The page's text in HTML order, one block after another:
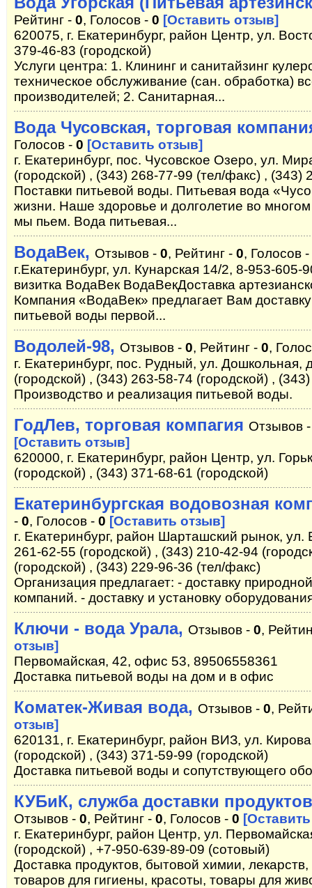
Рейтинг - 0, Голосов - 0 [Оставить отзыв]
620075, г. Екатеринбург, район Центр, ул.
379-46-83 (городской)
Услуги центра: 1. Клининг и санитайзинг
техническое обслуживание (сан. обработка)
производителей; 2. Санитарная...
Вода Чусовская, торговая
Голосов - 0 [Оставить отзыв]
г. Екатеринбург, пос. Чусовское Озеро, ул.
(городской) , (343) 268-77-99 (тел/факс) , (343)
Поставки питьевой воды. Питьевая вода
жизни. Наше здоровье и долголетие во многом
мы пьем. Вода питьевая...
ВодаВек, Отзывов - 0, Рейтинг - 0, Голосов -
г.Екатеринбург, ул. Кунарская 14/2, 8-953-605-
визитка ВодаВек ВодаВекДоставка
Компания «ВодаВек» предлагает Вам
питьевой воды первой...
Водолей-98, Отзывов - 0, Рейтинг - 0,
г. Екатеринбург, пос. Рудный, ул. Дошкольная,
(городской) , (343) 263-58-74 (городской) ,
Производство и реализация питьевой воды.
ГодЛев, торговая компагия Отзывов
[Оставить отзыв]
620000, г. Екатеринбург, район Центр, ул.
(городской) , (343) 371-68-61 (городской)
Екатеринбургская водовозная
- 0, Голосов - 0 [Оставить отзыв]
г. Екатеринбург, район Шарташский рынок,
261-62-55 (городской) , (343) 210-42-94
(городской) , (343) 229-96-36 (тел/факс)
Организация предлагает: - доставку
компаний. - доставку и установку
Ключи - вода Урала, Отзывов - 0,
отзыв]
Первомайская, 42, офис 53, 89506558361
Доставка питьевой воды на дом и в офис
Коматек-Живая вода, Отзывов - 0,
отзыв]
620131, г. Екатеринбург, район ВИЗ, ул.
(городской) , (343) 371-59-99 (городской)
Доставка питьевой воды и сопутствующего
КУБиК, служба доставки
Отзывов - 0, Рейтинг - 0, Голосов - 0
г. Екатеринбург, район Центр, ул.
(городской) , +7-950-639-89-09 (сотовый)
Доставка продуктов, бытовой химии, лекарств,
товаров для гигиены, красоты, товары для